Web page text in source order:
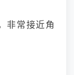
非常接近角